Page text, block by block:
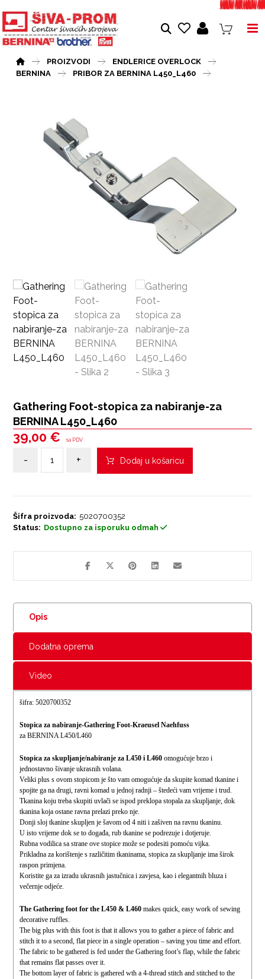
PROIZVODI
ENDLERICE OVERLOCK
BERNINA
PRIBOR ZA BERNINA L450_L460
Gathering Foot-stopica za nabiranje-za
BERNINA L450_L460
39,00 € sa PDV
- + Dodaj u košaricu
Šifra proizvoda: 5020700352
Status: Dostupno za isporuku odmah
Opis
Dodatna oprema
Video
šifra: 5020700352
Stopica za nabiranje-Gathering Foot-Kraeusel Naehfuss
za BERNINA L450/L460
Stopica za skupljanje/nabiranje za L450 i L460 omogućuje brzo i
jednostavno šivanje ukrasnih volana.
Veliki plus s ovom stopicom je što vam omogućuje da skupite komad tkanine i
spojite ga na drugi, ravni komad u jednoj radnji – štedeći vam vrijeme i trud.
Tkanina koju treba skupiti uvlači se ispod preklopa stopala za skupljanje, dok
tkanina koja ostane ravna prelazi preko nje.
Donji sloj tkanine skupljen je šavom od 4 niti i zašiven na ravnu tkaninu.
U isto vrijeme dok se to događa, rub tkanine se podrezuje i dotjeruje.
Rubna vodilica sa strane ove stopice može se podesiti pomoću vijka.
Prikladna za korištenje s različitim tkaninama, stopica za skupljanje ima širok
raspon primjena.
Koristite ga za izradu ukrasnih jastučnica i zavjesa, kao i elegantnih bluza i
večernje odjeće.
The Gathering foot for the L450 & L460 makes quick, easy work of sewing
decorative ruffles.
The big plus with this foot is that it allows you to gather a piece of fabric and
stitch it to a second, flat piece in a single operation – saving you time and effort.
The fabric to be gathered is fed under the Gathering foot’s flap, while the fabric
that remains flat passes over it.
The bottom layer of fabric is gathered wth a 4-thread stitch and stitched to the